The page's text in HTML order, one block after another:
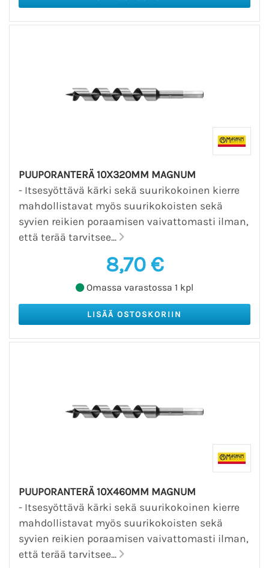
PUUPORANTERÄ 10X320MM MAGNUM
- Itsesyöttävä kärki sekä suurikokoinen kierre
mahdollistavat myös suurikokoisten sekä
syvien reikien poraamisen vaivattomasti ilman,
että terää tarvitsee...
8,70 €
Omassa varastossa 1 kpl
PUUPORANTERÄ 10X460MM MAGNUM
- Itsesyöttävä kärki sekä suurikokoinen kierre
mahdollistavat myös suurikokoisten sekä
syvien reikien poraamisen vaivattomasti ilman,
että terää tarvitsee...